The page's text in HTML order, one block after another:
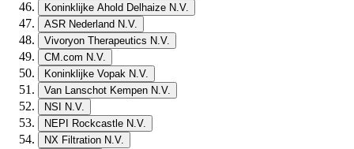
Koninklijke Ahold Delhaize N.V.
ASR Nederland N.V.
Vivoryon Therapeutics N.V.
CM.com N.V.
Koninklijke Vopak N.V.
Van Lanschot Kempen N.V.
NSI N.V.
NEPI Rockcastle N.V.
NX Filtration N.V.